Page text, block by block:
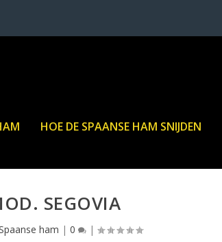
HOE DE SPAANSE HAM SNIJDEN
SEGOVIA
ham | 0 |